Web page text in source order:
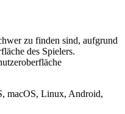
zu finden sind, aufgrund
des Spielers.
macOS, Linux, Android,